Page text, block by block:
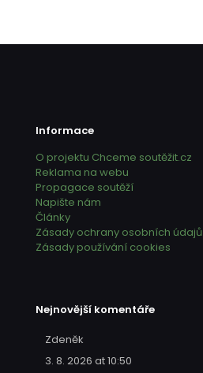
Informace
O projektu Chceme soutěžit.cz
Reklama na webu
Propagace soutěží
Napište nám
Články
Zásady ochrany osobních údajů
Zásady používání cookies
Nejnovější komentáře
Zdeněk
3. 8. 2026 at 10:50